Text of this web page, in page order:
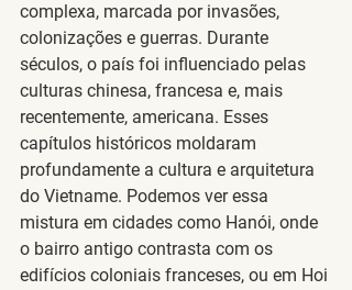
complexa, marcada por invasões,
colonizações e guerras. Durante
séculos, o país foi influenciado pelas
culturas chinesa, francesa e, mais
recentemente, americana. Esses
capítulos históricos moldaram
profundamente a cultura e arquitetura
do Vietname. Podemos ver essa
mistura em cidades como Hanói, onde
o bairro antigo contrasta com os
edifícios coloniais franceses, ou em Hoi